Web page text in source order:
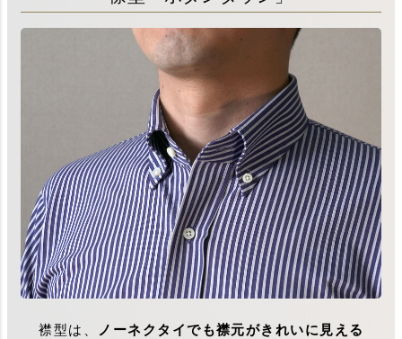
襟型は、
ノーネクタイでも襟元がきれいに見える